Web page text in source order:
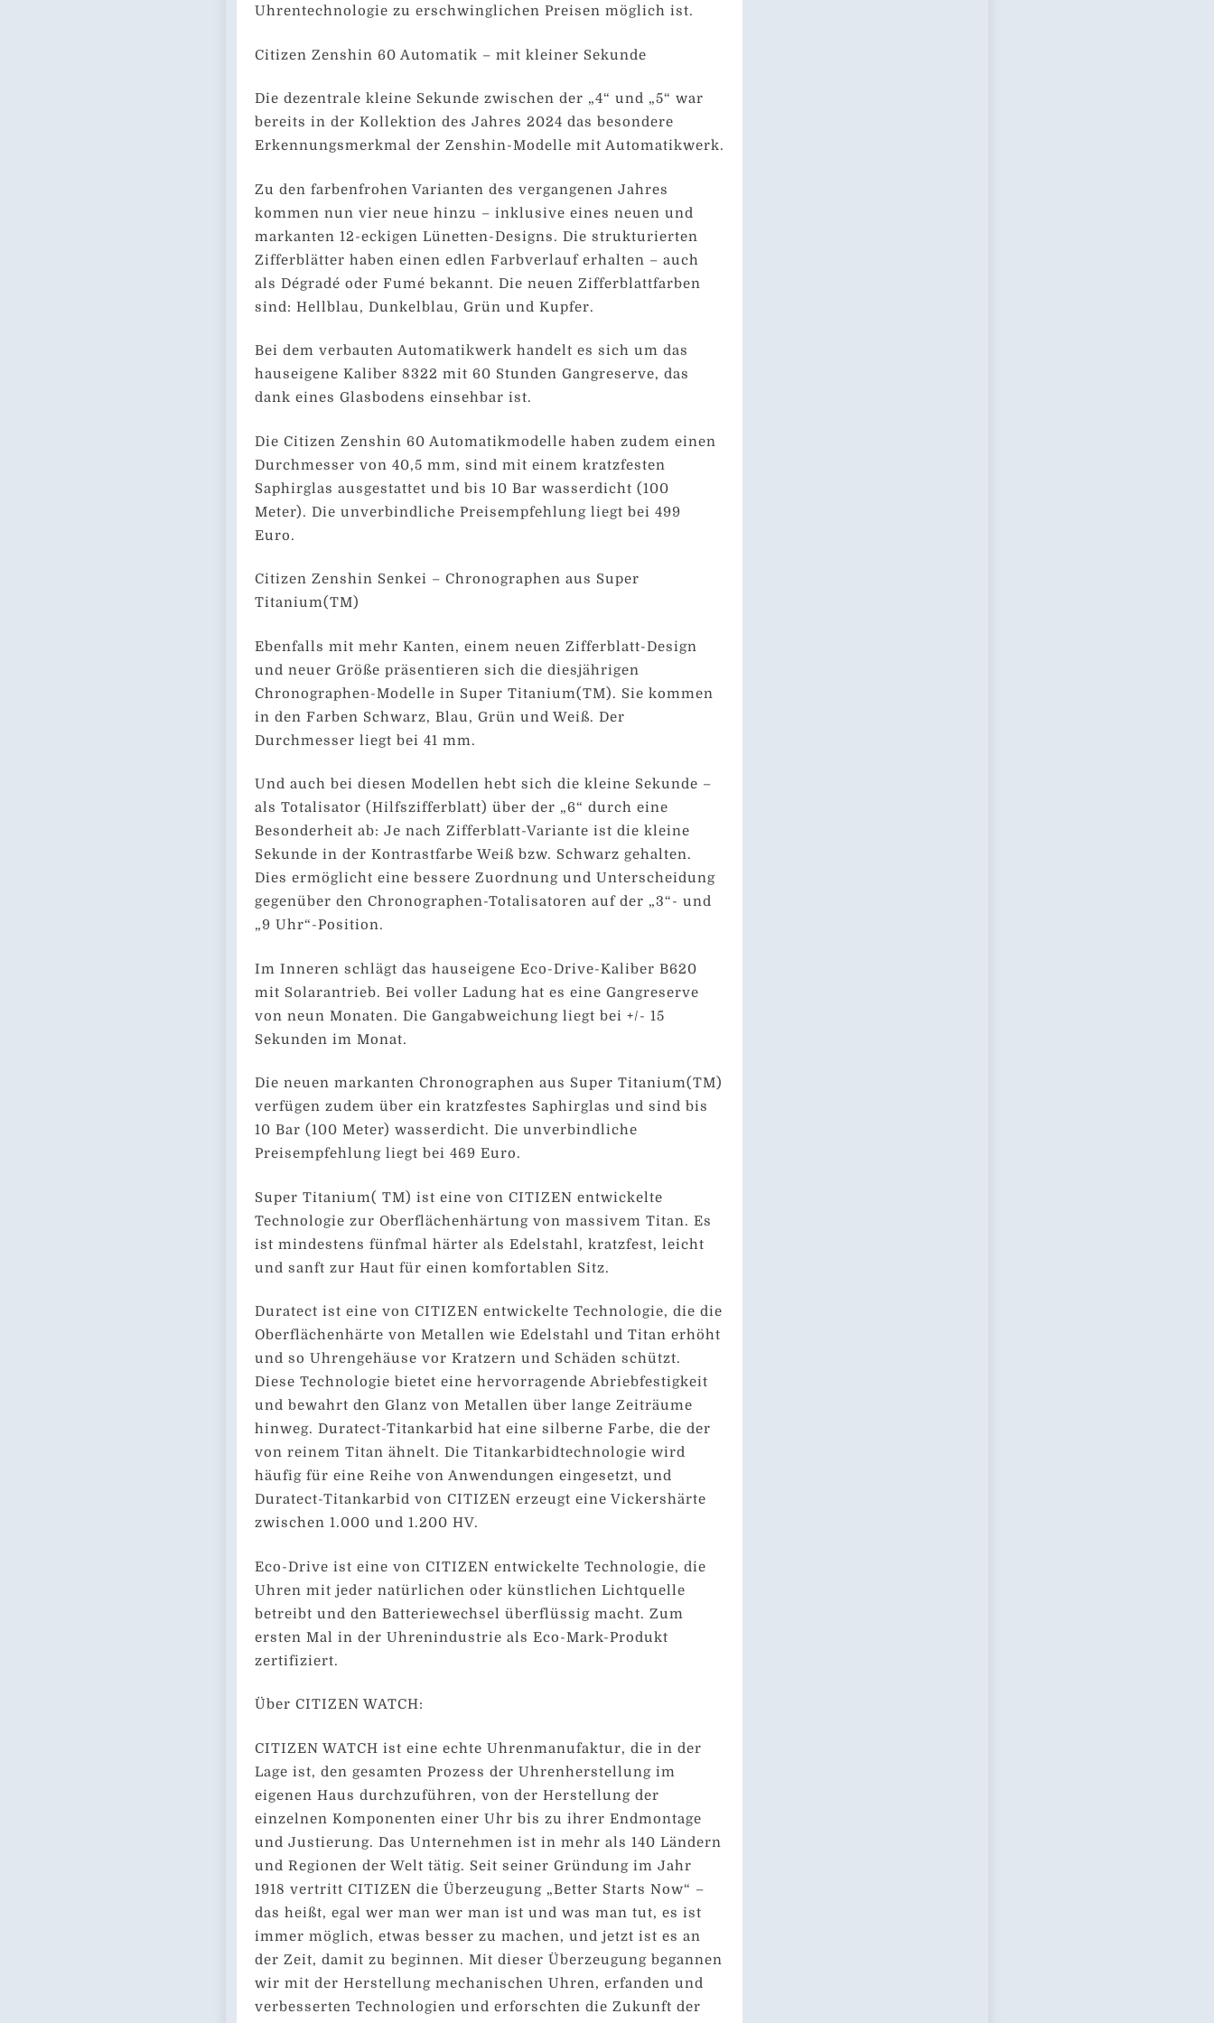
Uhrentechnologie zu erschwinglichen Preisen möglich ist.
Citizen Zenshin 60 Automatik – mit kleiner Sekunde
Die dezentrale kleine Sekunde zwischen der „4“ und „5“ war
bereits in der Kollektion des Jahres 2024 das besondere
Erkennungsmerkmal der Zenshin-Modelle mit Automatikwerk.
Zu den farbenfrohen Varianten des vergangenen Jahres
kommen nun vier neue hinzu – inklusive eines neuen und
markanten 12-eckigen Lünetten-Designs. Die strukturierten
Zifferblätter haben einen edlen Farbverlauf erhalten – auch
als Dégradé oder Fumé bekannt. Die neuen Zifferblattfarben
sind: Hellblau, Dunkelblau, Grün und Kupfer.
Bei dem verbauten Automatikwerk handelt es sich um das
hauseigene Kaliber 8322 mit 60 Stunden Gangreserve, das
dank eines Glasbodens einsehbar ist.
Die Citizen Zenshin 60 Automatikmodelle haben zudem einen
Durchmesser von 40,5 mm, sind mit einem kratzfesten
Saphirglas ausgestattet und bis 10 Bar wasserdicht (100
Meter). Die unverbindliche Preisempfehlung liegt bei 499
Euro.
Citizen Zenshin Senkei – Chronographen aus Super
Titanium(TM)
Ebenfalls mit mehr Kanten, einem neuen Zifferblatt-Design
und neuer Größe präsentieren sich die diesjährigen
Chronographen-Modelle in Super Titanium(TM). Sie kommen
in den Farben Schwarz, Blau, Grün und Weiß. Der
Durchmesser liegt bei 41 mm.
Und auch bei diesen Modellen hebt sich die kleine Sekunde –
als Totalisator (Hilfszifferblatt) über der „6“ durch eine
Besonderheit ab: Je nach Zifferblatt-Variante ist die kleine
Sekunde in der Kontrastfarbe Weiß bzw. Schwarz gehalten.
Dies ermöglicht eine bessere Zuordnung und Unterscheidung
gegenüber den Chronographen-Totalisatoren auf der „3“- und
„9 Uhr“-Position.
Im Inneren schlägt das hauseigene Eco-Drive-Kaliber B620
mit Solarantrieb. Bei voller Ladung hat es eine Gangreserve
von neun Monaten. Die Gangabweichung liegt bei +/- 15
Sekunden im Monat.
Die neuen markanten Chronographen aus Super Titanium(TM)
verfügen zudem über ein kratzfestes Saphirglas und sind bis
10 Bar (100 Meter) wasserdicht. Die unverbindliche
Preisempfehlung liegt bei 469 Euro.
Super Titanium( TM) ist eine von CITIZEN entwickelte
Technologie zur Oberflächenhärtung von massivem Titan. Es
ist mindestens fünfmal härter als Edelstahl, kratzfest, leicht
und sanft zur Haut für einen komfortablen Sitz.
Duratect ist eine von CITIZEN entwickelte Technologie, die die
Oberflächenhärte von Metallen wie Edelstahl und Titan erhöht
und so Uhrengehäuse vor Kratzern und Schäden schützt.
Diese Technologie bietet eine hervorragende Abriebfestigkeit
und bewahrt den Glanz von Metallen über lange Zeiträume
hinweg. Duratect-Titankarbid hat eine silberne Farbe, die der
von reinem Titan ähnelt. Die Titankarbidtechnologie wird
häufig für eine Reihe von Anwendungen eingesetzt, und
Duratect-Titankarbid von CITIZEN erzeugt eine Vickershärte
zwischen 1.000 und 1.200 HV.
Eco-Drive ist eine von CITIZEN entwickelte Technologie, die
Uhren mit jeder natürlichen oder künstlichen Lichtquelle
betreibt und den Batteriewechsel überflüssig macht. Zum
ersten Mal in der Uhrenindustrie als Eco-Mark-Produkt
zertifiziert.
Über CITIZEN WATCH:
CITIZEN WATCH ist eine echte Uhrenmanufaktur, die in der
Lage ist, den gesamten Prozess der Uhrenherstellung im
eigenen Haus durchzuführen, von der Herstellung der
einzelnen Komponenten einer Uhr bis zu ihrer Endmontage
und Justierung. Das Unternehmen ist in mehr als 140 Ländern
und Regionen der Welt tätig. Seit seiner Gründung im Jahr
1918 vertritt CITIZEN die Überzeugung „Better Starts Now“ –
das heißt, egal wer man wer man ist und was man tut, es ist
immer möglich, etwas besser zu machen, und jetzt ist es an
der Zeit, damit zu beginnen. Mit dieser Überzeugung begannen
wir mit der Herstellung mechanischen Uhren, erfanden und
verbesserten Technologien und erforschten die Zukunft der